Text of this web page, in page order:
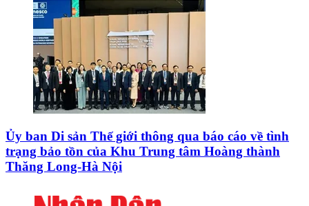
Ủy ban Di sản Thế giới thông qua báo cáo về tình
trạng bảo tồn của Khu Trung tâm Hoàng thành
Thăng Long-Hà Nội